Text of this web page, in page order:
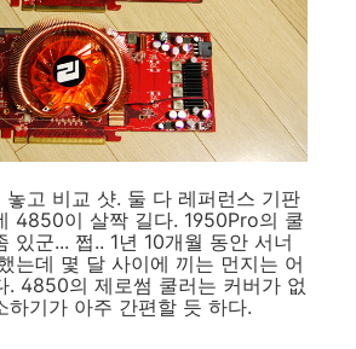
고 비교 샷. 둘 다 레퍼런스 기판
4850이 살짝 길다. 1950Pro의 쿨
있군... 쩝.. 1년 10개월 동안 서너
는데 몇 달 사이에 끼는 먼지는 어
. 4850의 제로썸 쿨러는 커버가 없
하기가 아주 간편할 듯 하다.